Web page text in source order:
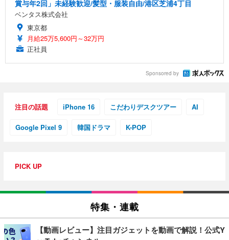
賞与年2回」未経験歓迎/髪型・服装自由/港区芝浦4丁目
ベンタス株式会社
東京都
月給25万5,600円～32万円
正社員
Sponsored by
注目の話題 iPhone 16 こだわりデスクツアー AI
Google Pixel 9 韓国ドラマ K-POP
PICK UP
特集・連載
【動画レビュー】注目ガジェットを動画で解説！公式Y